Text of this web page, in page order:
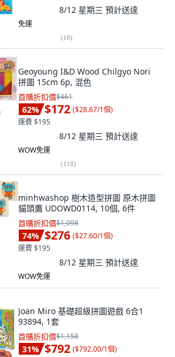
8/12 星期三 預計送達
免運
(18)
Geoyoung I&D Wood Chilgyo Nori
拼圖 15cm 6p, 混色
首購折扣價$461
62% $172 ($28.67/1個)
運費 $195
8/12 星期三 預計送達
WOW免運
(118)
minhwashop 樹木造型拼圖 原木拼圖
貓頭鷹 UDOWD0114, 10個, 6件
首購折扣價$1,098
74% $276 ($27.60/1個)
運費 $195
8/12 星期三 預計送達
WOW免運
Joan Miro 基礎超級拼圖遊戲 6合1
93894, 1套
首購折扣價$1,158
31% $792 ($792.00/1個)